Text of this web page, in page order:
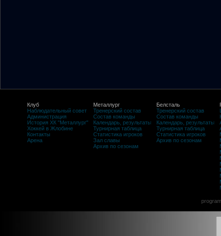
Клуб
Наблюдательный совет
Администрация
История ХК "Металлург"
Хоккей в Жлобине
Контакты
Арена
Металлург
Тренерский состав
Состав команды
Календарь, результаты
Турнирная таблица
Статистика игроков
Зал славы
Архив по сезонам
Белсталь
Тренерский состав
Состав команды
Календарь, результаты
Турнирная таблица
Статистика игроков
Архив по сезонам